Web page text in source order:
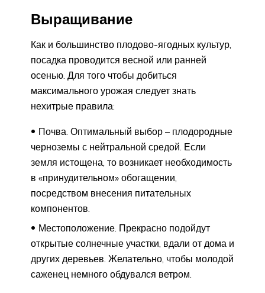
Выращивание
Как и большинство плодово-ягодных культур,
посадка проводится весной или ранней
осенью. Для того чтобы добиться
максимального урожая следует знать
нехитрые правила:
Почва. Оптимальный выбор – плодородные
черноземы с нейтральной средой. Если
земля истощена, то возникает необходимость
в «принудительном» обогащении,
посредством внесения питательных
компонентов.
Местоположение. Прекрасно подойдут
открытые солнечные участки, вдали от дома и
других деревьев. Желательно, чтобы молодой
саженец немного обдувался ветром.